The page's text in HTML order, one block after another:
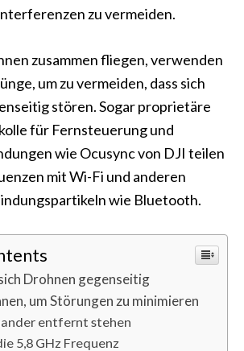
zu vermeiden.
zusammen fliegen, verwenden
um zu vermeiden, dass sich
stören. Sogar proprietäre
für Fernsteuerung und
wie Ocusync von DJI teilen
mit Wi-Fi und anderen
wie Bluetooth.
Drohnen gegenseitig
um Störungen zu minimieren
entfernt stehen
5,8 GHz Frequenz